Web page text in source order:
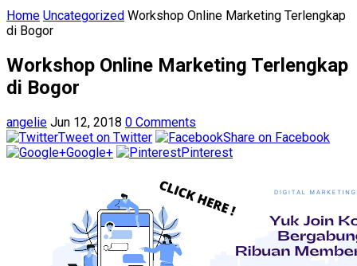
Home Uncategorized Workshop Online Marketing Terlengkap
di Bogor
Workshop Online Marketing Terlengkap
di Bogor
angelie Jun 12, 2018 0 Comments
Tweet on Twitter
Share on Facebook
Google+
Pinterest